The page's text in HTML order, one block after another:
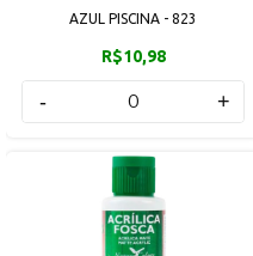
AZUL PISCINA - 823
R$10,98
- +